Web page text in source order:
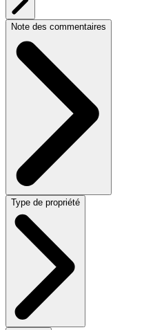
Note des commentaires
Type de propriété